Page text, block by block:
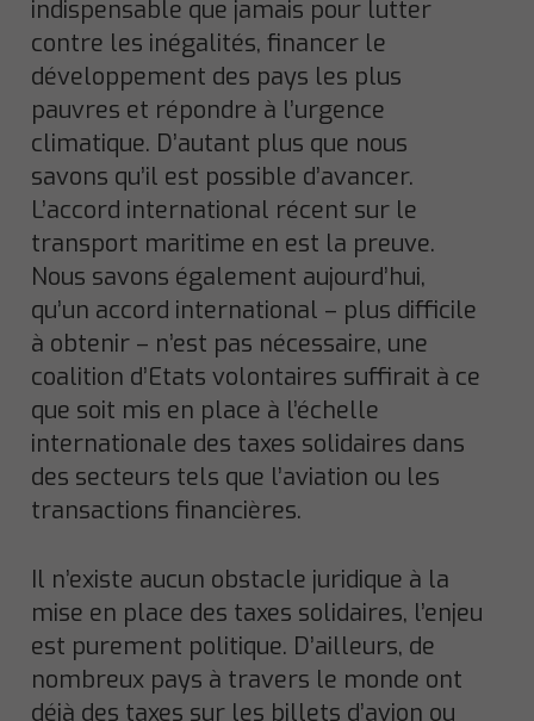
indispensable que jamais pour lutter
contre les inégalités, financer le
développement des pays les plus
pauvres et répondre à l’urgence
climatique. D’autant plus que nous
savons qu’il est possible d’avancer.
L’accord international récent sur le
transport maritime en est la preuve.
Nous savons également aujourd’hui,
qu’un accord international – plus difficile
à obtenir – n’est pas nécessaire, une
coalition d’Etats volontaires suffirait à ce
que soit mis en place à l’échelle
internationale des taxes solidaires dans
des secteurs tels que l’aviation ou les
transactions financières.
Il n’existe aucun obstacle juridique à la
mise en place des taxes solidaires, l’enjeu
est purement politique. D’ailleurs, de
nombreux pays à travers le monde ont
déjà des taxes sur les billets d’avion ou